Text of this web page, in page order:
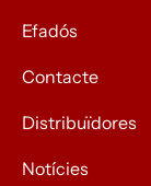
Efadós
Contacte
Distribuïdores
Notícies